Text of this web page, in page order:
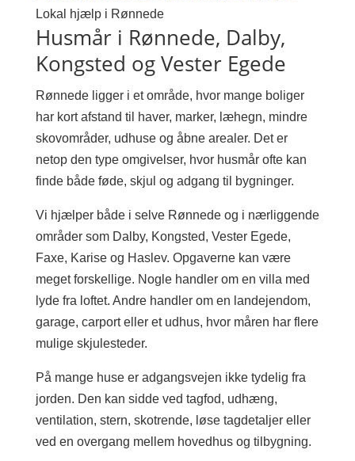
Lokal hjælp i Rønnede
Husmår i Rønnede, Dalby,
Kongsted og Vester Egede
Rønnede ligger i et område, hvor mange boliger
har kort afstand til haver, marker, læhegn, mindre
skovområder, udhuse og åbne arealer. Det er
netop den type omgivelser, hvor husmår ofte kan
finde både føde, skjul og adgang til bygninger.
Vi hjælper både i selve Rønnede og i nærliggende
områder som Dalby, Kongsted, Vester Egede,
Faxe, Karise og Haslev. Opgaverne kan være
meget forskellige. Nogle handler om en villa med
lyde fra loftet. Andre handler om en landejendom,
garage, carport eller et udhus, hvor måren har flere
mulige skjulesteder.
På mange huse er adgangsvejen ikke tydelig fra
jorden. Den kan sidde ved tagfod, udhæng,
ventilation, stern, skotrende, løse tagdetaljer eller
ved en overgang mellem hovedhus og tilbygning.